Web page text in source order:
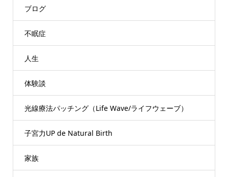
ブログ
不眠症
人生
体験談
光線療法パッチング（Life Wave/ライフウェーブ）
子宮力UP de Natural Birth
家族